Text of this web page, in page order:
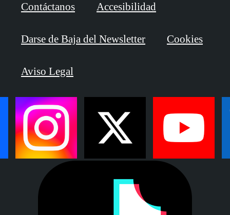
Contáctanos Accesibilidad
Darse de Baja del Newsletter Cookies
Aviso Legal